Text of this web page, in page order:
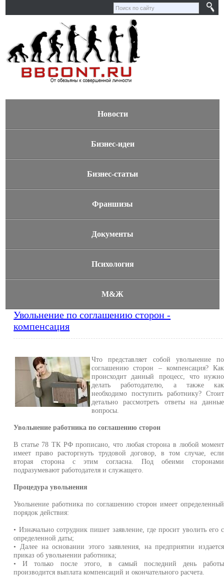
Новости
Бизнес-идеи
Бизнес-статьи
Франшизы
Документы
Психология
М&Ж
Увольнение по соглашению сторон -
компенсация
Что представляет собой увольнение по
соглашению сторон – компенсация? Как
происходит данный процесс, что нужно
делать работодателю, а также как
необходимо поступить работнику? Стоит
детально рассмотреть ответы на данные
вопросы.
Увольнение работника по соглашению сторон
В статье 78 ТК РФ прописано, что любая сторона в любой момент
имеет право расторгнуть трудовой договор, в том случае, если
вторая сторона с этим согласна. Под обеими сторонами
подразумевают работодателя и служащего.
Процедура увольнения
Увольнение работника по соглашению сторон имеет определенный
порядок действия:
• Изначально сотрудник пишет заявление, где просит уволить его с
определенной даты;
• Далее на основании этого заявления, на предприятии издается
приказ об увольнении работника;
• И только после этого, в самый последний день работы
производится выплата компенсаций и окончательного расчета.